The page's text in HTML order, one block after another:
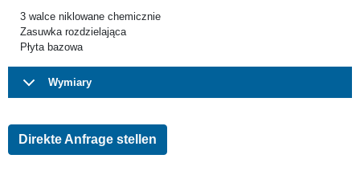
3 walce niklowane chemicznie
Zasuwka rozdzielająca
Płyta bazowa
Wymiary
Direkte Anfrage stellen